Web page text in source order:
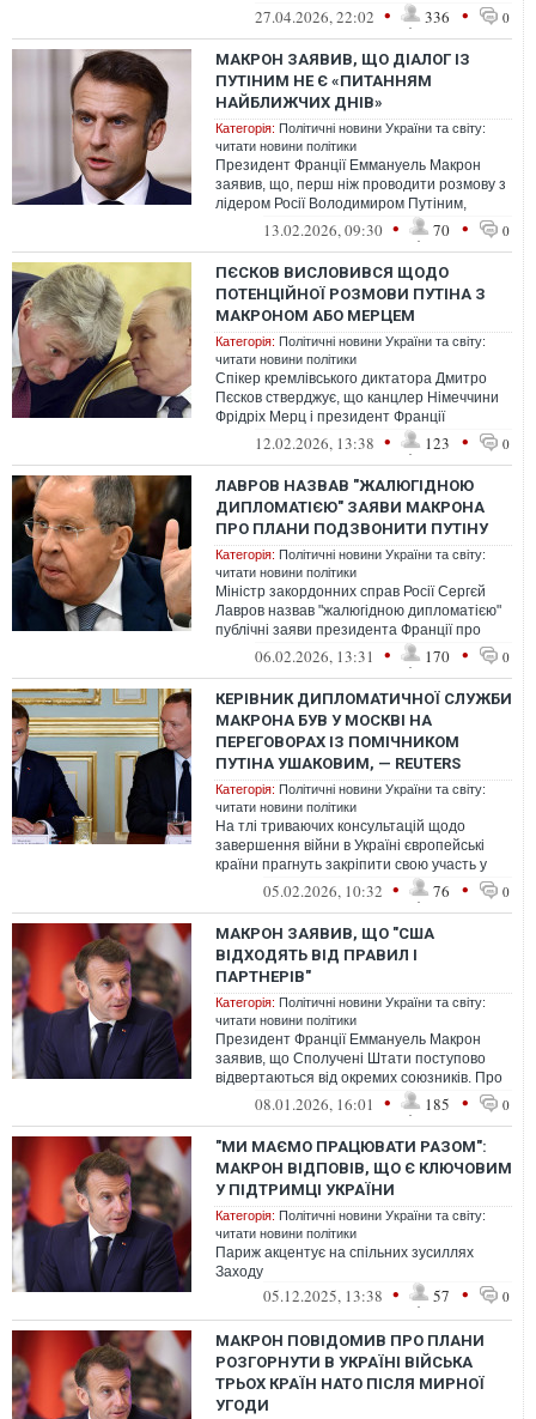
Еммануель Макрон став президентом
Франції у 2017 ро...
27.04.2026, 22:02 • 336 • 0
МАКРОН ЗАЯВИВ, ЩО ДІАЛОГ ІЗ
ПУТІНИМ НЕ Є «ПИТАННЯМ
НАЙБЛИЖЧИХ ДНІВ»
Категорія: Політичні новини України та світу:
читати новини політики
Президент Франції Еммануель Макрон
заявив, що, перш ніж проводити розмову з
лідером Росії Володимиром Путіним,
важливо провести внутрішню роботу
13.02.2026, 09:30 • 70 • 0
ПЄСКОВ ВИСЛОВИВСЯ ЩОДО
ПОТЕНЦІЙНОЇ РОЗМОВИ ПУТІНА З
МАКРОНОМ АБО МЕРЦЕМ
Категорія: Політичні новини України та світу:
читати новини політики
Спікер кремлівського диктатора Дмитро
Пєсков стверджує, що канцлер Німеччини
Фрідріх Мерц і президент Франції
Еммануель Макрон не намагалися
12.02.2026, 13:38 • 123 • 0
ЛАВРОВ НАЗВАВ "ЖАЛЮГІДНОЮ
ДИПЛОМАТІЄЮ" ЗАЯВИ МАКРОНА
ПРО ПЛАНИ ПОДЗВОНИТИ ПУТІНУ
Категорія: Політичні новини України та світу:
читати новини політики
Міністр закордонних справ Росії Сергєй
Лавров назвав "жалюгідною дипломатією"
публічні заяви президента Франції про
плани поговорити з очільником Крем...
06.02.2026, 13:31 • 170 • 0
КЕРІВНИК ДИПЛОМАТИЧНОЇ СЛУЖБИ
МАКРОНА БУВ У МОСКВІ НА
ПЕРЕГОВОРАХ ІЗ ПОМІЧНИКОМ
ПУТІНА УШАКОВИМ, — REUTERS
Категорія: Політичні новини України та світу:
читати новини політики
На тлі триваючих консультацій щодо
завершення війни в Україні європейські
країни прагнуть закріпити свою участь у
формуванні майбутньої системи безпек...
05.02.2026, 10:32 • 76 • 0
МАКРОН ЗАЯВИВ, ЩО "США
ВІДХОДЯТЬ ВІД ПРАВИЛ І
ПАРТНЕРІВ"
Категорія: Політичні новини України та світу:
читати новини політики
Президент Франції Еммануель Макрон
заявив, що Сполучені Штати поступово
відвертаються від окремих союзників. Про
це він сказав, окреслюючи загрозливі ...
08.01.2026, 16:01 • 185 • 0
"МИ МАЄМО ПРАЦЮВАТИ РАЗОМ":
МАКРОН ВІДПОВІВ, ЩО Є КЛЮЧОВИМ
У ПІДТРИМЦІ УКРАЇНИ
Категорія: Політичні новини України та світу:
читати новини політики
Париж акцентує на спільних зусиллях
Заходу
05.12.2025, 13:38 • 57 • 0
МАКРОН ПОВІДОМИВ ПРО ПЛАНИ
РОЗГОРНУТИ В УКРАЇНІ ВІЙСЬКА
ТРЬОХ КРАЇН НАТО ПІСЛЯ МИРНОЇ
УГОДИ